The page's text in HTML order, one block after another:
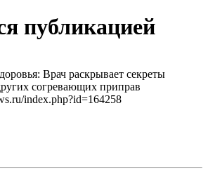
публикацией
Врач раскрывает секреты
согревающих приправ
index.php?id=164258